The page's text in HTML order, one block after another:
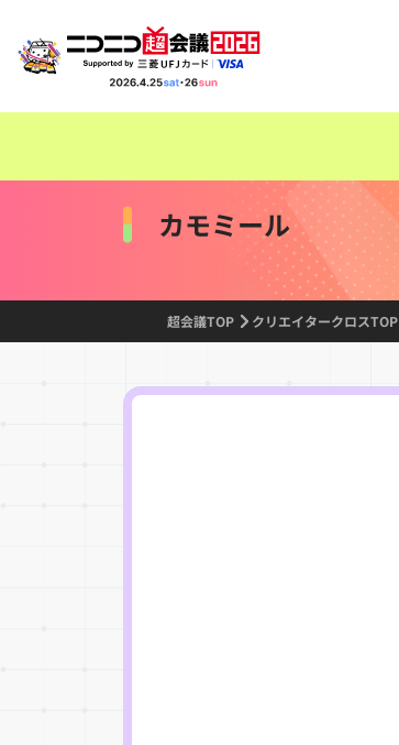
カモミール
超会議TOP クリエイタークロスTOP